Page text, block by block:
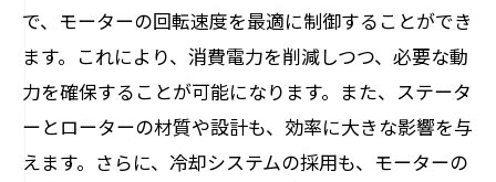
で、モーターの回転速度を最適に制御することができ
ます。これにより、消費電力を削減しつつ、必要な動
力を確保することが可能になります。また、ステータ
ーとローターの材質や設計も、効率に大きな影響を与
えます。さらに、冷却システムの採用も、モーターの